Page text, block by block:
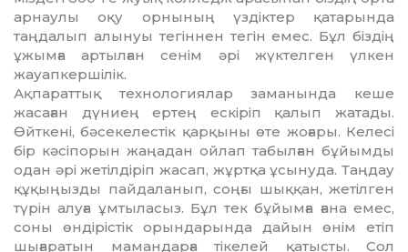
арнаулы оқу орнының үздіктер қатарында
таңдалып алынуы тегіннен тегін емес. Бұл біздің
ұжымға артылған се­нім әрі жүктелген үлкен
жауапкер­шілік.
Ақпараттық технологиялар заманында кеше
жасаған дүниең ертең ескіріп қа­лып жатады.
Өйткені, бәсекелестік қар­қыны өте жоғары. Келесі
бір кәсіпорын жаңадан ойлап табылған бұйымды
одан әрі жетілдіріп жасап, жұртқа ұсынуда. Таң­дау
құқыңызды пайдаланып, соңғы шық­қан, жетілген
түрін алуға ұмтыласыз. Бұл тек бұйымға ғана емес,
соны өнді­ріс­тік орындарында дайын өнім етіп
шыға­ра­тын мамандарға тікелей қатысты. Сол